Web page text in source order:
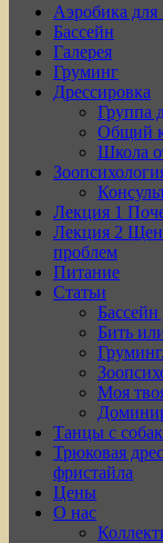
Аэробика для
Бассейн
Галерея
Груминг
Дрессировка
Группа
Общий
Школа
Лекция 1
Лекция 2
проблем
Питание
Статьи
Бассейн
Бить
Моя
Танцы с
Трюковая
фристайла
Цены
О нас